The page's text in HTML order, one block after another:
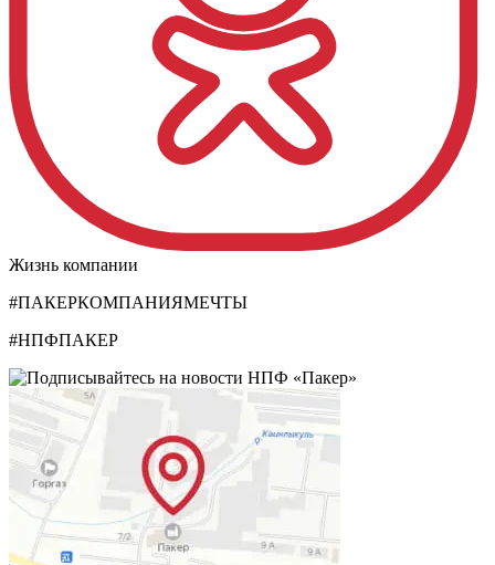
Жизнь компании
#ПАКЕРКОМПАНИЯМЕЧТЫ
#НПФПАКЕР